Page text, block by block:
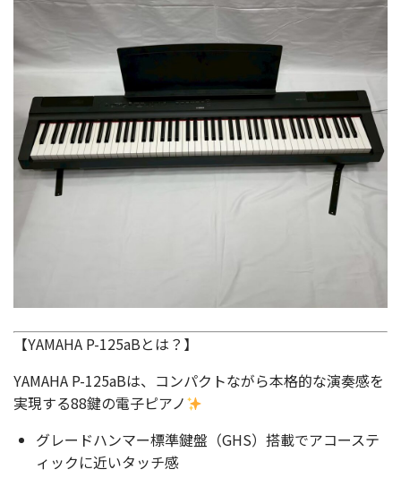
【YAMAHA P-125aBとは？】
YAMAHA P-125aBは、コンパクトながら本格的な演奏感を
実現する88鍵の電子ピアノ
グレードハンマー標準鍵盤（GHS）搭載でアコーステ
ィックに近いタッチ感